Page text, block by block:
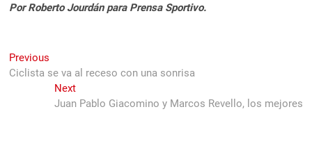
Por Roberto Jourdán para Prensa Sportivo.
Navegación
de
entradas
Previous
post:
Ciclista se va al receso con una sonrisa
NextNext
post:
Juan Pablo Giacomino y Marcos Revello, los mejores